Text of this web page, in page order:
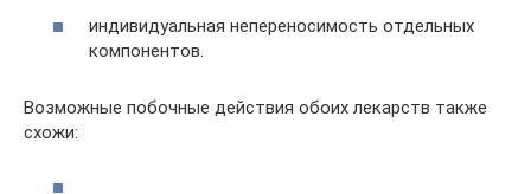
индивидуальная непереносимость отдельных
компонентов.
Возможные побочные действия обоих лекарств также
схожи: